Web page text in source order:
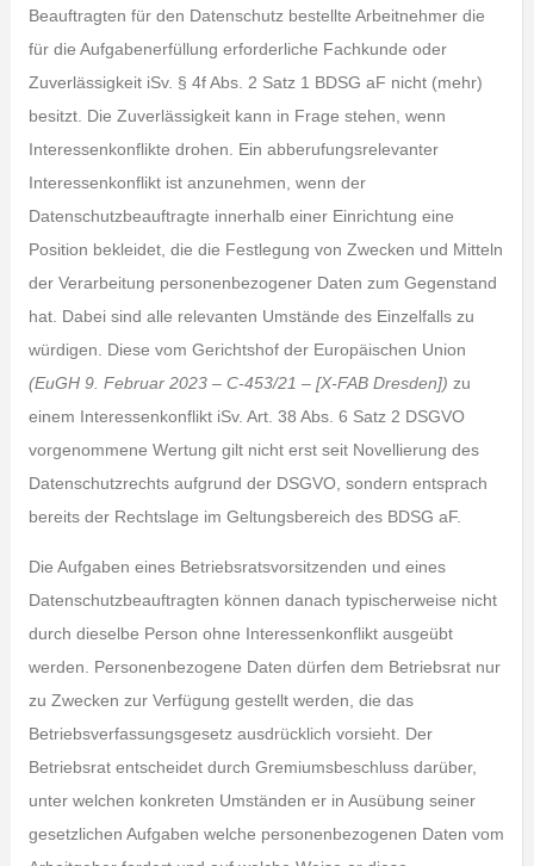
Beauftragten für den Datenschutz bestellte Arbeitnehmer die
für die Aufgabenerfüllung erforderliche Fachkunde oder
Zuverlässigkeit iSv. § 4f Abs. 2 Satz 1 BDSG aF nicht (mehr)
besitzt. Die Zuverlässigkeit kann in Frage stehen, wenn
Interessenkonflikte drohen. Ein abberufungsrelevanter
Interessenkonflikt ist anzunehmen, wenn der
Datenschutzbeauftragte innerhalb einer Einrichtung eine
Position bekleidet, die die Festlegung von Zwecken und Mitteln
der Verarbeitung personenbezogener Daten zum Gegenstand
hat. Dabei sind alle relevanten Umstände des Einzelfalls zu
würdigen. Diese vom Gerichtshof der Europäischen Union
(EuGH 9. Februar 2023 – C-453/21 – [X-FAB Dresden]) zu
einem Interessenkonflikt iSv. Art. 38 Abs. 6 Satz 2 DSGVO
vorgenommene Wertung gilt nicht erst seit Novellierung des
Datenschutzrechts aufgrund der DSGVO, sondern entsprach
bereits der Rechtslage im Geltungsbereich des BDSG aF.
Die Aufgaben eines Betriebsratsvorsitzenden und eines
Datenschutzbeauftragten können danach typischerweise nicht
durch dieselbe Person ohne Interessenkonflikt ausgeübt
werden. Personenbezogene Daten dürfen dem Betriebsrat nur
zu Zwecken zur Verfügung gestellt werden, die das
Betriebsverfassungsgesetz ausdrücklich vorsieht. Der
Betriebsrat entscheidet durch Gremiumsbeschluss darüber,
unter welchen konkreten Umständen er in Ausübung seiner
gesetzlichen Aufgaben welche personenbezogenen Daten vom